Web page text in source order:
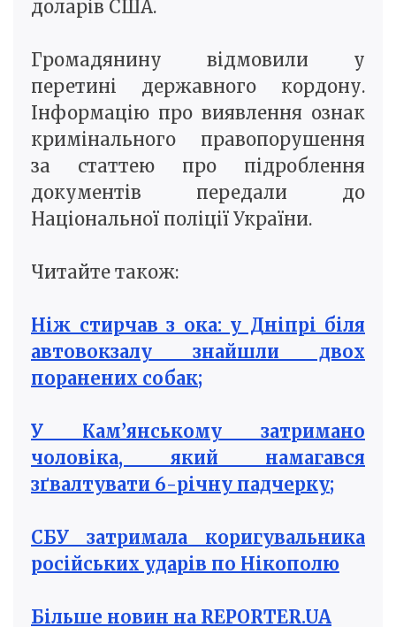
доларів США.
Громадянину відмовили у
перетині державного кордону.
Інформацію про виявлення ознак
кримінального правопорушення
за статтею про підроблення
документів передали до
Національної поліції України.
Читайте також:
Ніж стирчав з ока: у Дніпрі біля
автовокзалу знайшли двох
поранених собак;
У Кам’янському затримано
чоловіка, який намагався
зґвалтувати 6-річну падчерку;
СБУ затримала коригувальника
російських ударів по Нікополю
Більше новин на REPORTER.UA